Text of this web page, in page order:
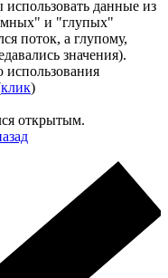
использовать данные из
и "глупых"
поток, а глупому,
значения).
клик)
открытым.